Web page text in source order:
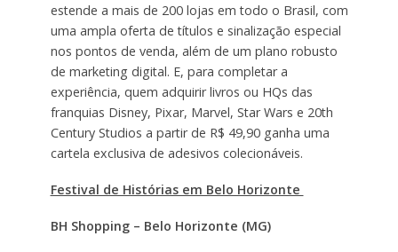
estende a mais de 200 lojas em todo o Brasil, com
uma ampla oferta de títulos e sinalização especial
nos pontos de venda, além de um plano robusto
de marketing digital. E, para completar a
experiência, quem adquirir livros ou HQs das
franquias Disney, Pixar, Marvel, Star Wars e 20th
Century Studios a partir de R$ 49,90 ganha uma
cartela exclusiva de adesivos colecionáveis.
Festival de Histórias em Belo Horizonte
BH Shopping – Belo Horizonte (MG)